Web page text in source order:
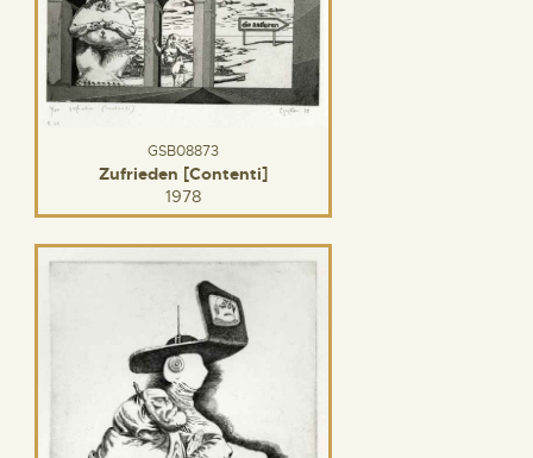
GSB08873
Zufrieden [Contenti]
1978